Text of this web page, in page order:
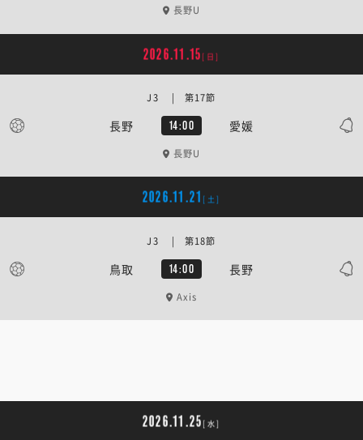
長野U
2026.11.15 [日]
長野 14:00 愛媛
J3 | 第17節
長野U
2026.11.21 [土]
鳥取 14:00 長野
J3 | 第18節
Axis
2026.11.25 [水]